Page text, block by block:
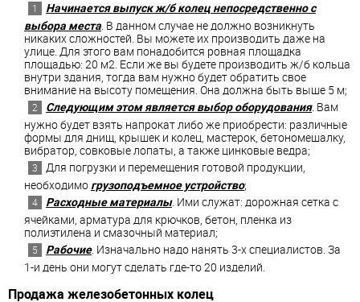
Начинается выпуск ж/б колец непосредственно с
выбора места. В данном случае не должно возникнуть
никаких сложностей. Вы можете их производить даже на
улице. Для этого вам понадобится ровная площадка
площадью: 20 м2. Если же вы будете производить ж/б кольца
внутри здания, тогда вам нужно будет обратить свое
внимание на высоту помещения. Она должна быть выше 5 м;
Следующим этом является выбор оборудования. Вам
нужно будет взять напрокат либо же приобрести: различные
формы для днищ, крышек и колец, мастерок, бетономешалку,
вибратор, совковые лопаты, а также цинковые ведра;
Для погрузки и перемещения готовой продукции,
необходимогрузоподъемное устройство;
Расходные материалы. Ими служат: дорожная сетка с
ячейками, арматура для крючков, бетон, пленка из
полиэтилена и смазочный материал;
Рабочие. Изначально надо нанять 3-х специалистов. За
1-и день они могут сделать где-то 20 изделий.
Продажа железобетонных колец